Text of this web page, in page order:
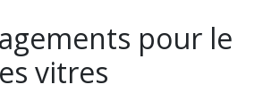
pour le
vitres